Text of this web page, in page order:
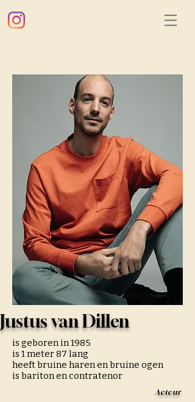
Justus van Dillen
is geboren in 1985
is 1 meter 87 lang
heeft bruine haren en bruine ogen
is bariton en contratenor
Acteur